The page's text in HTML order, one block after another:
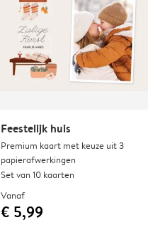
Feestelijk huis
Premium kaart met keuze uit 3
papierafwerkingen
Set van 10 kaarten
Vanaf
€ 5,99